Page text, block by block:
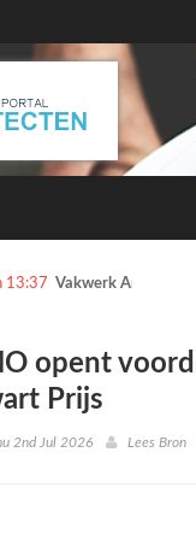
13:37 Vakwerk
opent
Prijs
2nd Jul 2026 Lees Bron